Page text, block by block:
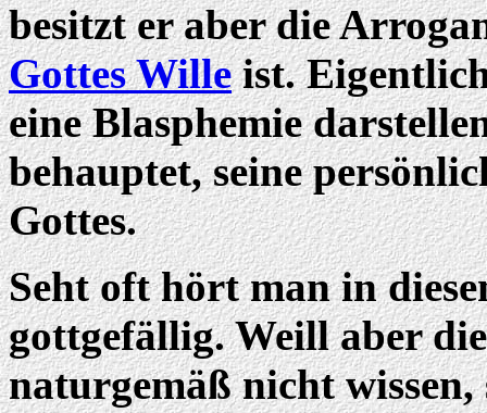
besitzt er aber die
Gottes Willeist.
eine Blasphemie
behauptet, seine
Gottes.
Seht oft hört man in
gottgefällig. Weill aber
naturgemäß nicht